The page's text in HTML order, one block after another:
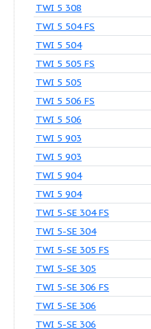
TWI 5 306
TWI 5 306
TWI 5 307 FS
TWI 5 307
TWI 5 308 FS
TWI 5 308
TWI 5 308
TWI 5 504 FS
TWI 5 504
TWI 5 505 FS
TWI 5 505
TWI 5 506 FS
TWI 5 506
TWI 5 903
TWI 5 903